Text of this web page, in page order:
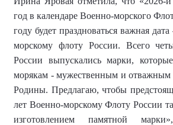
год в календаре Военно-морского
году будет праздноваться важная
морскому флоту России. Всего
России выпускались марки,
морякам - мужественным и
Родины. Предлагаю, чтобы
лет Военно-морскому Флоту России
изготовлением памятной